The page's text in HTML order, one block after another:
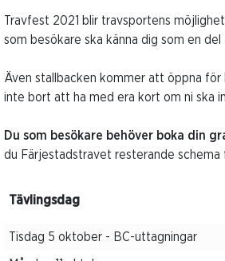
Travfest 2021 blir travsportens
som besökare ska känna dig som en
Även stallbacken kommer att öppna för
inte bort att ha med era kort om ni ska
Du som besökare behöver boka din
du Färjestadstravet resterande
Tävlingsdag
Tisdag 5 oktober - BC-uttagningar